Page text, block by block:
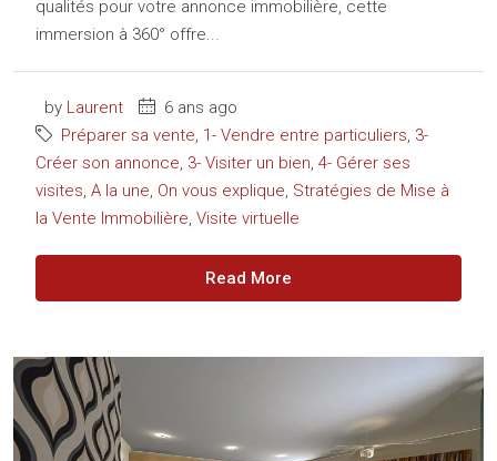
qualités pour votre annonce immobilière, cette
immersion à 360° offre...
by Laurent
6 ans ago
Préparer sa vente, 1- Vendre entre particuliers, 3-
Créer son annonce, 3- Visiter un bien, 4- Gérer ses
visites, A la une, On vous explique, Stratégies de Mise à
la Vente Immobilière, Visite virtuelle
Read More